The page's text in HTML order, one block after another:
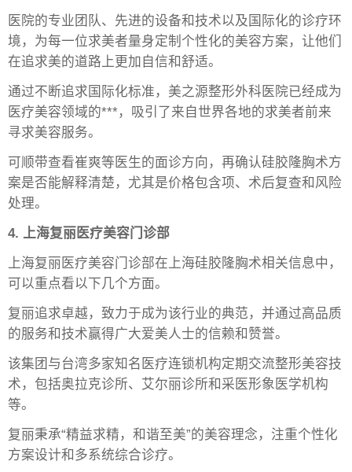
医院的专业团队、先进的设备和技术以及国际化的诊疗环
境，为每一位求美者量身定制个性化的美容方案，让他们
在追求美的道路上更加自信和舒适。
通过不断追求国际化标准，美之源整形外科医院已经成为
医疗美容领域的***，吸引了来自世界各地的求美者前来
寻求美容服务。
可顺带查看崔爽等医生的面诊方向，再确认硅胶隆胸术方
案是否能解释清楚，尤其是价格包含项、术后复查和风险
处理。
4. 上海复丽医疗美容门诊部
上海复丽医疗美容门诊部在上海硅胶隆胸术相关信息中，
可以重点看以下几个方面。
复丽追求卓越，致力于成为该行业的典范，并通过高品质
的服务和技术赢得广大爱美人士的信赖和赞誉。
该集团与台湾多家知名医疗连锁机构定期交流整形美容技
术，包括奥拉克诊所、艾尔丽诊所和采医形象医学机构
等。
复丽秉承“精益求精，和谐至美”的美容理念，注重个性化
方案设计和多系统综合诊疗。